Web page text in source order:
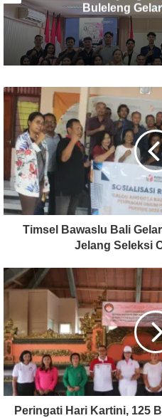
Timsel Bawaslu Bali
Jelang Seleksi
Peringati Hari Kartini, 125